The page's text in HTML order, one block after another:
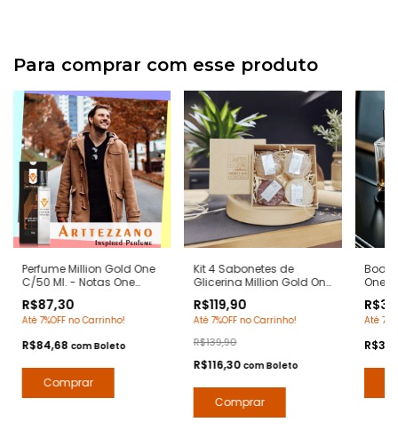
Para comprar com esse produto
Perfume Million Gold One
C/50 Ml. - Notas One
Contratipos Premium -
Arte 1 Perfumes
R$87,30
Até 7%OFF no Carrinho!
R$84,68 comBoleto
Kit 4 Sabonetes de
Glicerina Million Gold One
Million Paco Rabanne -
Hidratante com Extratos
Naturais - Arte 1 Perfumes
R$119,90
Até 7%OFF no Carrinho!
R$139,90
R$116,30 comBoleto
Body
One
Até